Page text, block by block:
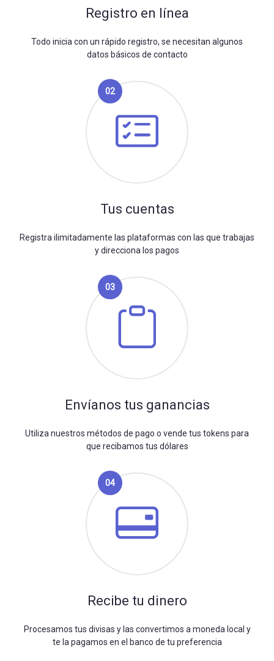
Registro en línea
Todo inicia con un rápido registro, se necesitan algunos
datos básicos de contacto
02
Tus cuentas
Registra ilimitadamente las plataformas con las que trabajas
y direcciona los pagos
03
Envíanos tus ganancias
Utiliza nuestros métodos de pago o vende tus tokens para
que recibamos tus dólares
04
Recibe tu dinero
Procesamos tus divisas y las convertimos a moneda local y
te la pagamos en el banco de tu preferencia